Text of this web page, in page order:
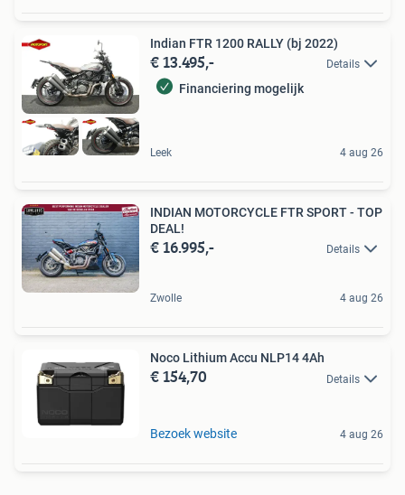
Indian FTR 1200 RALLY (bj 2022)
€ 13.495,- Details
Financiering mogelijk
Leek 4 aug 26
INDIAN MOTORCYCLE FTR SPORT - TOP
DEAL!
€ 16.995,- Details
Zwolle 4 aug 26
Noco Lithium Accu NLP14 4Ah
€ 154,70 Details
Bezoek website 4 aug 26